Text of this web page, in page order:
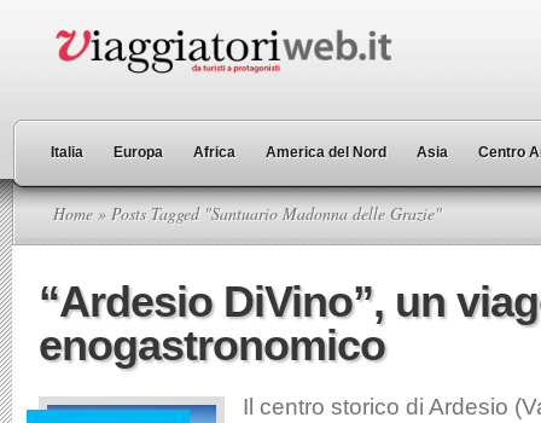
Italia Europa Africa America del Nord Asia Centro
Home » Posts Tagged "Santuario Madonna delle Grazie"
“Ardesio DiVino”, un
enogastronomico
Il centro storico di Ardesio